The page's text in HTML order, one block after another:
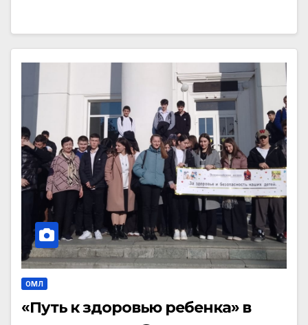
ОМЛ
«Путь к здоровью ребенка» в